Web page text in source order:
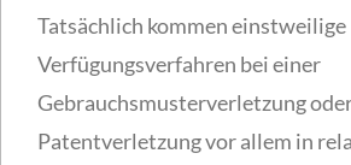
Tatsächlich kommen einstweilige
Verfügungsverfahren bei einer
Gebrauchsmusterverletzung
Patentverletzung vor allem in